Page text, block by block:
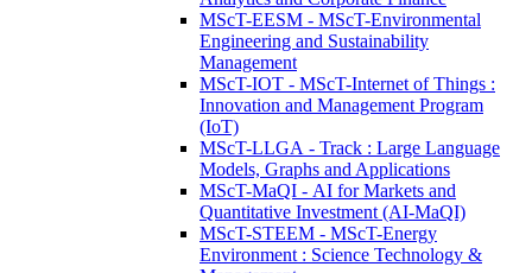
MScT-EESM - MScT-Environmental
Engineering and Sustainability
Management
MScT-IOT - MScT-Internet of Things :
Innovation and Management Program
(IoT)
MScT-LLGA - Track : Large Language
Models, Graphs and Applications
MScT-MaQI - AI for Markets and
Quantitative Investment (AI-MaQI)
MScT-STEEM - MScT-Energy
Environment : Science Technology &